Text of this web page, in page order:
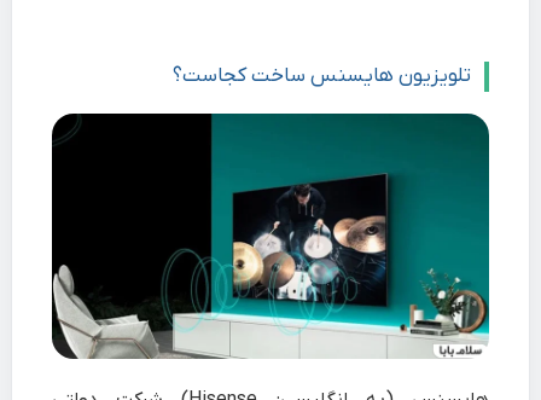
تلویزیون هایسنس ساخت کجاست؟